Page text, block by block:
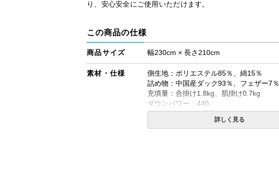
り、安心安全にご使用いただけます。
この商品の仕様
商品サイズ 幅230cm × 長さ210cm
素材・仕様
側生地：ポリエステル85％、綿15％
詰め物：中国産ダック93％、フェザー7％
充填量：合掛け1.8kg、肌掛け0.7kg
ダウンパワー：440
ダウンプルーフ加工
詳しく見る